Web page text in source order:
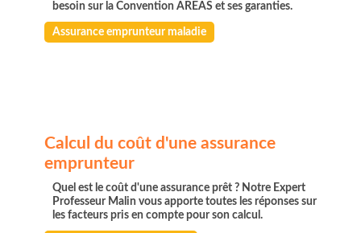
besoin sur la Convention AREAS et ses garanties.
Assurance emprunteur maladie
Calcul du coût d'une assurance
emprunteur
Quel est le coût d'une assurance prêt ? Notre Expert
Professeur Malin vous apporte toutes les réponses sur
les facteurs pris en compte pour son calcul.